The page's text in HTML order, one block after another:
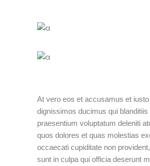
At vero eos et accusamus et
dignissimos ducimus qui blanditiis
praesentium voluptatum deleniti
quos dolores et quas molestias
occaecati cupiditate non
sunt in culpa qui officia deserunt